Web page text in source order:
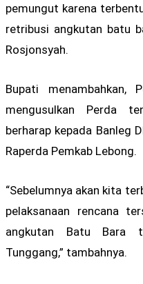
pemungut karena
retribusi angkutan batu
Rosjonsyah.
Bupati menambahkan,
mengusulkan Perda
berharap kepada Banleg
Raperda Pemkab Lebong.
“Sebelumnya akan kita
pelaksanaan rencana
angkutan Batu Bara
Tunggang,” tambahnya.